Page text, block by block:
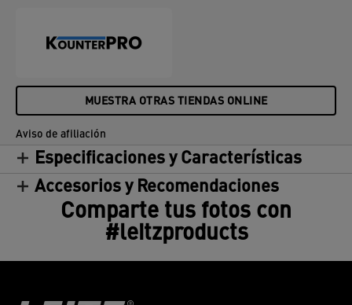
MUESTRA OTRAS TIENDAS ONLINE
Aviso de afiliación
Especificaciones y Características
Accesorios y Recomendaciones
Comparte tus fotos con
#leitzproducts